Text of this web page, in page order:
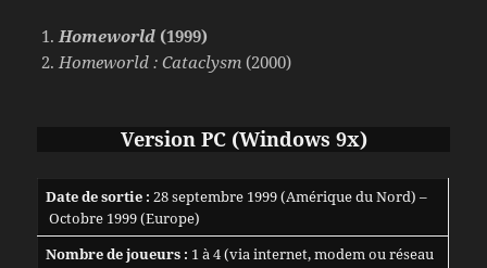
Homeworld (1999)
Homeworld : Cataclysm (2000)
Version PC (Windows 9x)
Date de sortie : 28 septembre 1999 (Amérique du Nord) –
Octobre 1999 (Europe)
Nombre de joueurs : 1 à 4 (via internet, modem ou réseau